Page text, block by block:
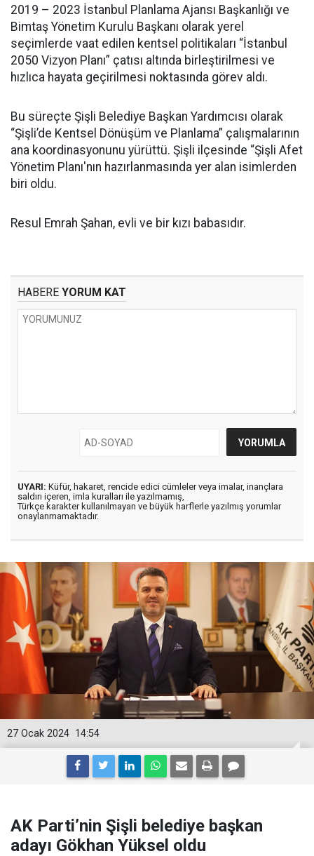
2019 – 2023 İstanbul Planlama Ajansı Başkanlığı ve
Bimtaş Yönetim Kurulu Başkanı olarak yerel
seçimlerde vaat edilen kentsel politikaları “İstanbul
2050 Vizyon Planı” çatısı altında birleştirilmesi ve
hızlıca hayata geçirilmesi noktasında görev aldı.
Bu süreçte Şişli Belediye Başkan Yardımcısı olarak
“Şişli’de Kentsel Dönüşüm ve Planlama” çalışmalarının
ana koordinasyonunu yürüttü. Şişli ilçesinde “Şişli Afet
Yönetim Planı'nın hazırlanmasında yer alan isimlerden
biri oldu.
Resul Emrah Şahan, evli ve bir kızı babasıdır.
HABERE YORUM KAT
UYARI: Küfür, hakaret, rencide edici cümleler veya imalar, inançlara
saldırı içeren, imla kuralları ile yazılmamış,
Türkçe karakter kullanılmayan ve büyük harflerle yazılmış yorumlar
onaylanmamaktadır.
14:54
27 Ocak 2024
AK Parti’nin Şişli belediye başkan
adayı Gökhan Yüksel oldu